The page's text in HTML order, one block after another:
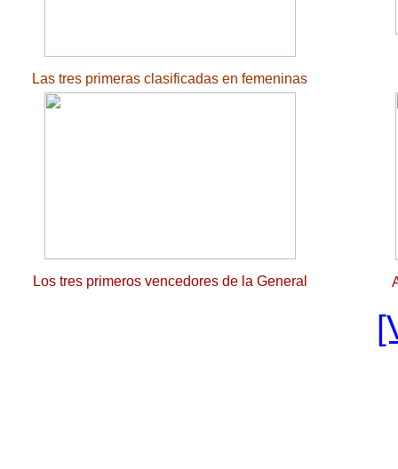
Las tres primeras clasificadas en femeninas
Los tres primeros vencedores de la General